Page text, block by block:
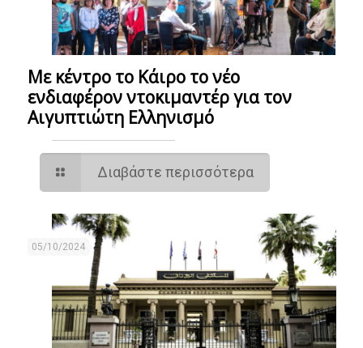
Με κέντρο το Κάιρο το νέο
ενδιαφέρον ντοκιμαντέρ για τον
Αιγυπτιώτη Ελληνισμό
Διαβάστε περισσότερα
05/10/2024